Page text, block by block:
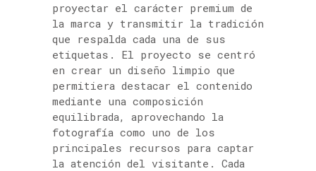
proyectar el carácter premium de
la marca y transmitir la tradición
que respalda cada una de sus
etiquetas. El proyecto se centró
en crear un diseño limpio que
permitiera destacar el contenido
mediante una composición
equilibrada, aprovechando la
fotografía como uno de los
principales recursos para captar
la atención del visitante. Cada